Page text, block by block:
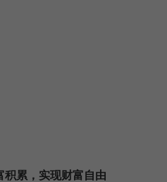
累，实现财富自由